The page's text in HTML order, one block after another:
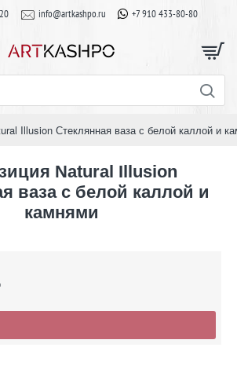
info@artkashpo.ru +7 910 433-80-80
Illusion Стеклянная ваза с белой каллой и
Natural Illusion
ваза с белой каллой и
камнями